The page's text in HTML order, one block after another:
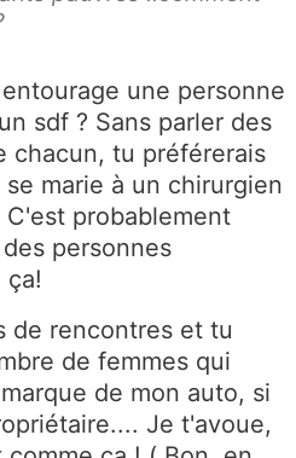
une personne
sdf ? Sans parler des
chacun, tu préférerais
marie à un chirurgien
probablement
personnes
de rencontres et tu
de femmes qui
de mon auto, si
Je t'avoue,